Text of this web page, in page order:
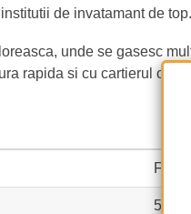
de invatamant de top.
unde se gasesc
rapida si cu cartierul office
5